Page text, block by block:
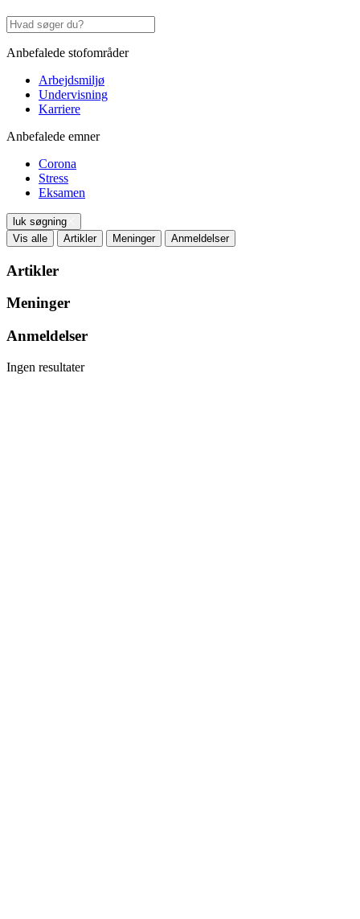
Anbefalede stofområder
Arbejdsmiljø
Undervisning
Karriere
Anbefalede emner
Corona
Stress
Eksamen
luk søgning
Vis alle
Artikler Meninger Anmeldelser
Artikler
Meninger
Anmeldelser
Ingen resultater